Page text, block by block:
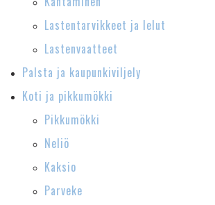
Lastentarvikkeet ja lelut
Lastenvaatteet
Palsta ja kaupunkiviljely
Koti ja pikkumökki
Pikkumökki
Neliö
Kaksio
Parveke